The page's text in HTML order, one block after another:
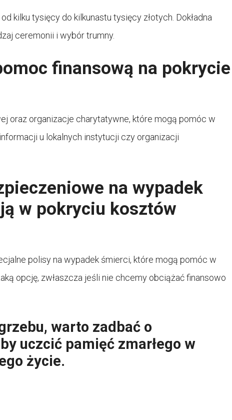
kilku tysięcy do kilkunastu tysięcy złotych. Dokładna
ceremonii i wybór trumny.
finansową na pokrycie
oraz organizacje charytatywne, które mogą pomóc w
u lokalnych instytucji czy organizacji
na wypadek
w pokryciu kosztów
polisy na wypadek śmierci, które mogą pomóc w
opcję, zwłaszcza jeśli nie chcemy obciążać finansowo
warto zadbać o
uczcić pamięć zmarłego w
życie.